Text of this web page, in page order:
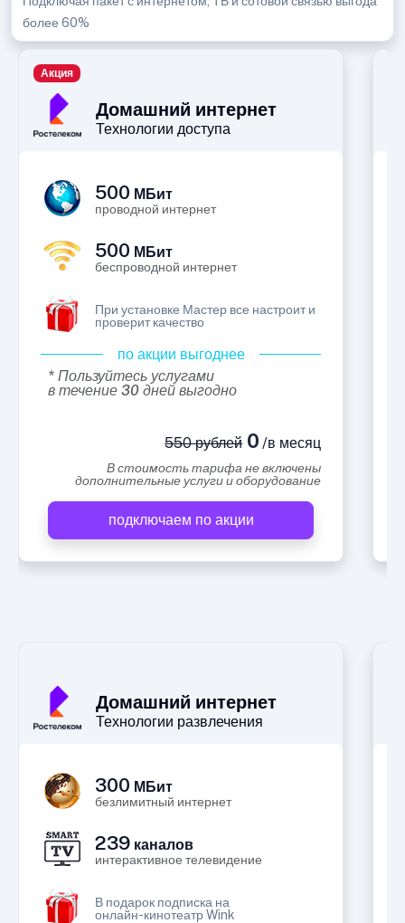
более 60%
Домашний интернет
Технологии доступа
Акция
500 МБит
проводной интернет
500 МБит
беспроводной интернет
При установке Мастер все настроит и
проверит качество
по акции выгоднее
* Пользуйтесь услугами
в течение 30 дней выгодно
550 рублей0 /в месяц
В стоимость тарифа не включены
дополнительные услуги и оборудование
подключаем по акции
Домашний интернет
Технологии развлечения
300 МБит
безлимитный интернет
239 каналов
интерактивное телевидение
В подарок подписка на
онлайн-кинотеатр Wink